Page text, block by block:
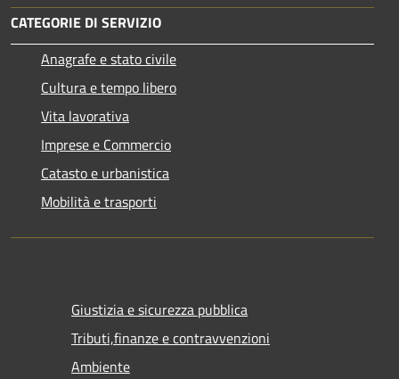
CATEGORIE DI SERVIZIO
Anagrafe e stato civile
Cultura e tempo libero
Vita lavorativa
Imprese e Commercio
Catasto e urbanistica
Mobilità e trasporti
Giustizia e sicurezza pubblica
Tributi,finanze e contravvenzioni
Ambiente